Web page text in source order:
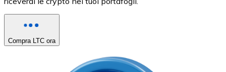
Compra LTC ora